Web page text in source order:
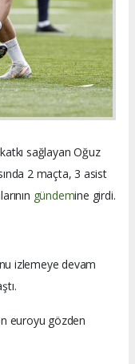
sağlayan Oğuz
2 maçta, 3 asist
gündemine girdi.
izlemeye devam
euroyu gözden